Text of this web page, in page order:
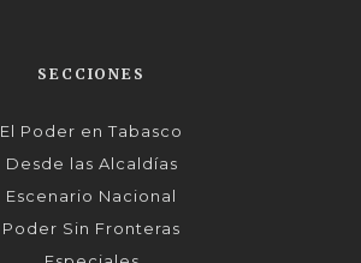
SECCIONES
El Poder en Tabasco
Desde las Alcaldías
Escenario Nacional
Poder Sin Fronteras